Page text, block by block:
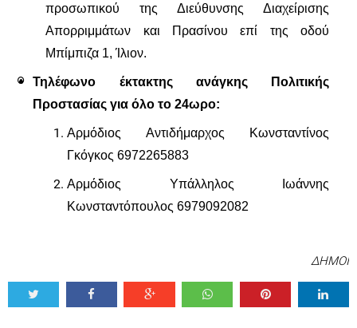
προσωπικού της Διεύθυνσης Διαχείρισης
Απορριμμάτων και Πρασίνου επί της οδού
Μπίμπιζα 1, Ίλιον.
Τηλέφωνο έκτακτης ανάγκης Πολιτικής
Προστασίας για όλο το 24ωρο:
Αρμόδιος Αντιδήμαρχος Κωνσταντίνος
Γκόγκος 6972265883
Αρμόδιος Υπάλληλος Ιωάννης
Κωνσταντόπουλος 6979092082
ΔΗΜΟΙ